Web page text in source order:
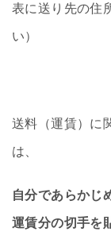
表に送り先の住
い）
送料（運賃）に
は、
自分であらかじ
運賃分の切手を